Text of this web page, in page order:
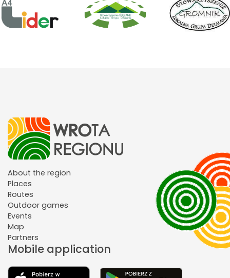
About the region
Places
Routes
Outdoor games
Events
Map
Partners
Mobile application